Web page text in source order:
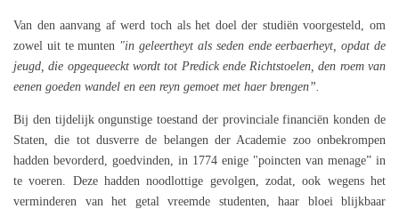
Van den aanvang af werd toch als het doel der studiën voorgesteld, om
zowel uit te munten "in geleertheyt als seden ende eerbaerheyt, opdat de
jeugd, die opgequeeckt wordt tot Predick ende Richtstoelen, den roem van
eenen goeden wandel en een reyn gemoet met haer brengen”.
Bij den tijdelijk ongunstige toestand der provinciale financiën konden de
Staten, die tot dusverre de belangen der Academie zoo onbekrompen
hadden bevorderd, goedvinden, in 1774 enige "poincten van menage” in
te voeren. Deze hadden noodlottige gevolgen, zodat, ook wegens het
verminderen van het getal vreemde studenten, haar bloei blijkbaar